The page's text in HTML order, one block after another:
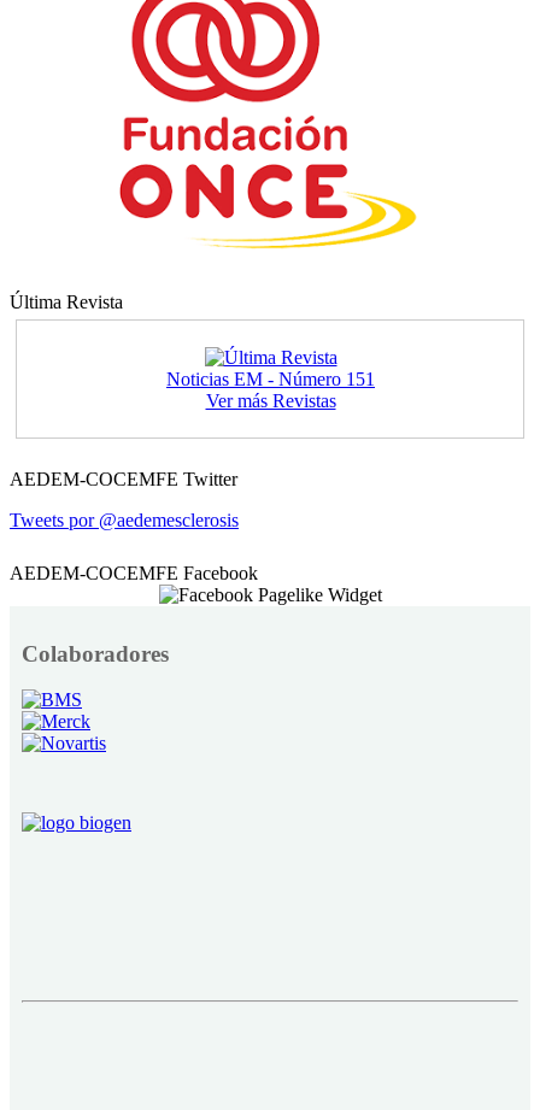
Última Revista
Noticias EM - Número 151
Ver más Revistas
AEDEM-COCEMFE Twitter
Tweets por @aedemesclerosis
AEDEM-COCEMFE Facebook
Colaboradores